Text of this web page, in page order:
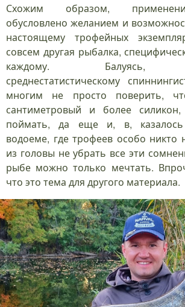
Схожим образом,
обусловлено желанием и
настоящему трофейных
совсем другая рыбалка,
каждому. Балуясь,
среднестатистическому
многим не просто поверить,
сантиметровый и более
поймать, да еще и, в,
водоеме, где трофеев особо никто
из головы не убрать все эти
рыбе можно только мечтать.
что это тема для другого материала.